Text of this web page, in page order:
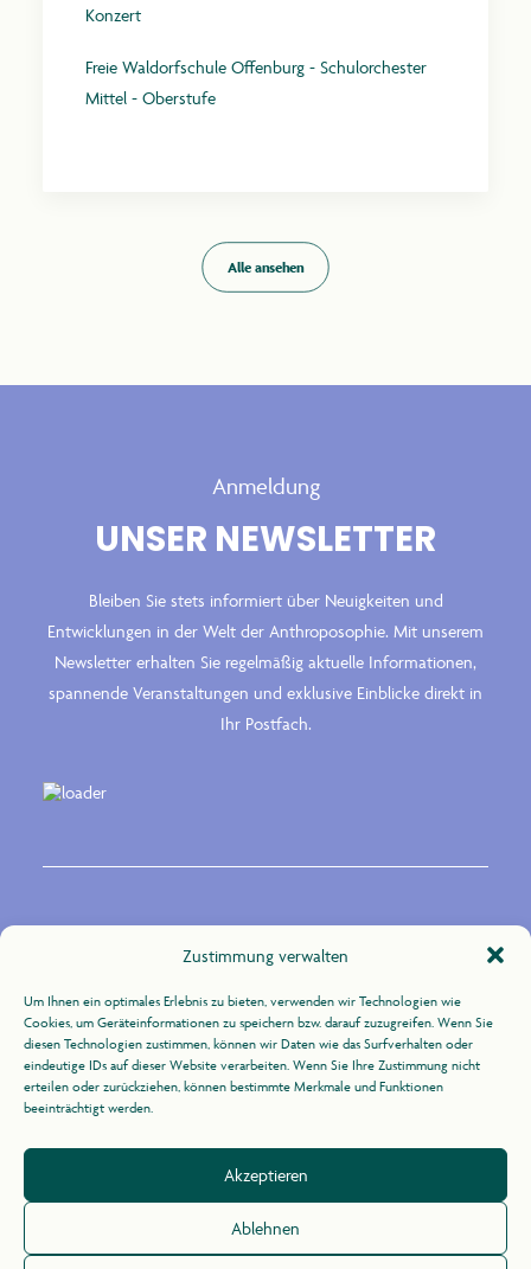
Zustimmung verwalten
Um Ihnen ein optimales Erlebnis zu bieten, verwenden wir Technologien wie
Cookies, um Geräteinformationen zu speichern bzw. darauf zuzugreifen. Wenn Sie
diesen Technologien zustimmen, können wir Daten wie das Surfverhalten oder
eindeutige IDs auf dieser Website verarbeiten. Wenn Sie Ihre Zustimmung nicht
erteilen oder zurückziehen, können bestimmte Merkmale und Funktionen
beeinträchtigt werden.
Akzeptieren
Ablehnen
Konzert
Freie Waldorfschule Offenburg - Schulorchester
Mittel - Oberstufe
Alle ansehen
Anmeldung
UNSER NEWSLETTER
Bleiben Sie stets informiert über Neuigkeiten und
Entwicklungen in der Welt der Anthroposophie. Mit unserem
Newsletter erhalten Sie regelmäßig aktuelle Informationen,
spannende Veranstaltungen und exklusive Einblicke direkt in
Ihr Postfach.
Zur Uhlandshöhe 10
70188 Stuttgart
+49 (0)711 / 164 31 -21